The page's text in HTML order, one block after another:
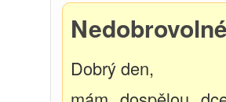
Dobrý den,